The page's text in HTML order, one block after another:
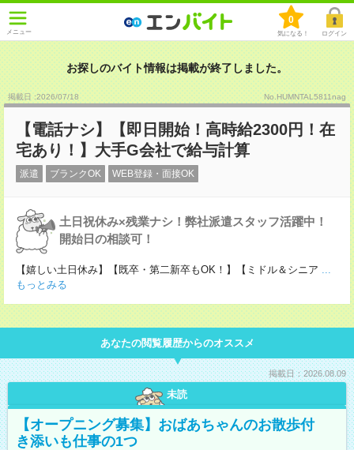
メニュー
0
気になる！ ログイン
お探しのバイト情報は掲載が終了しました。
掲載日 :2026/07/18 No.HUMNTAL5811nag
【電話ナシ】【即日開始！高時給2300円！在
宅あり！】大手G会社で給与計算
派遣 ブランクOK WEB登録・面接OK
土日祝休み×残業ナシ！弊社派遣スタッフ活躍中！
開始日の相談可！
【嬉しい土日休み】【既卒・第二新卒もOK！】【ミドル＆シニア ...
もっとみる
あなたの閲覧履歴からのオススメ
掲載日：2026.08.09
未読
【オープニング募集】おばあちゃんのお散歩付
き添いも仕事の1つ